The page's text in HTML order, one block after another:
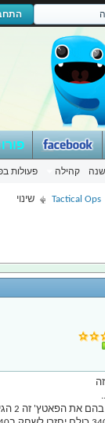
קהילה פעולות
Tactical Ops שינוי
2 הגיימרים שכל הזמן מלאים